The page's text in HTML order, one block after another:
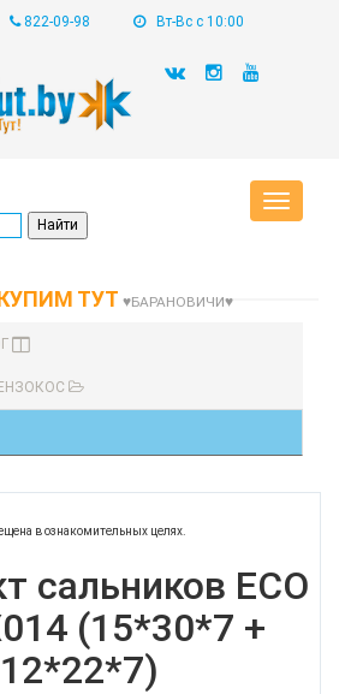
822-09-98 Вт-Вс с 10:00
Toggle
ТУТ ♥БАРАНОВИЧИ♥
в ознакомительных целях.
сальников ECO
(15*30*7 +
12*22*7)